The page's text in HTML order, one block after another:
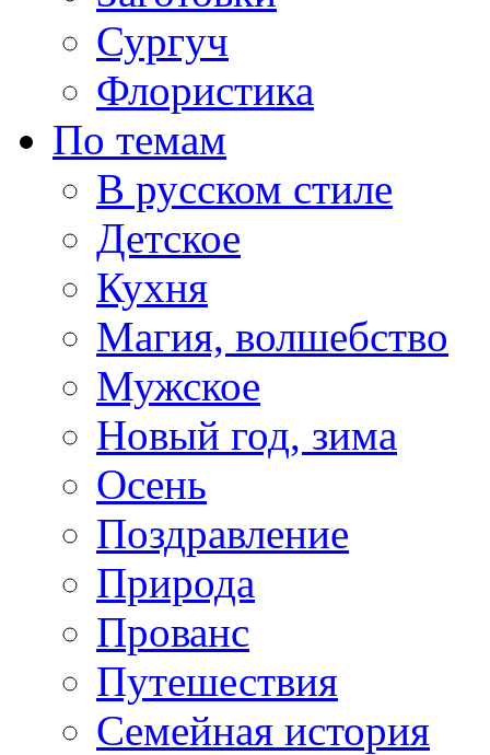
Сургуч
Флористика
По темам
В русском стиле
Детское
Кухня
Магия, волшебство
Мужское
Новый год, зима
Осень
Поздравление
Природа
Прованс
Путешествия
Семейная история